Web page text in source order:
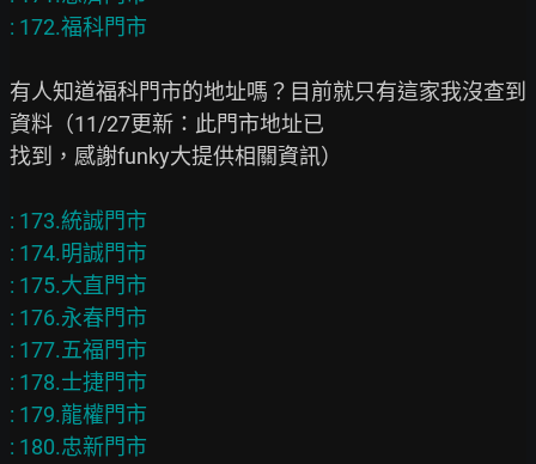
有人知道福科門市的地址嗎？目前就只有這家我沒查到
資料（11/27更新：此門市地址已
找到，感謝funky大提供相關資訊）
: 173.統誠門市
: 174.明誠門市
: 175.大直門市
: 176.永春門市
: 177.五福門市
: 178.士捷門市
: 179.龍權門市
: 180.忠新門市